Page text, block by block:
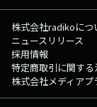
株式会社radikoにつ
ニュースリリース
採用情報
特定商取引に関す
株式会社メディア